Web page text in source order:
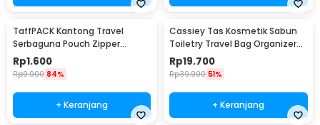
TaffPACK Kantong Travel
Serbaguna Pouch Zipper
Organizer 1 PCS - CC-003
Rp1.600
Rp9.900 84%
+ Keranjang
Cassiey Tas Kosmetik Sabun
Toiletry Travel Bag Organizer
21x17x8cm - VER.2
Rp19.700
Rp39.900 51%
+ Keranjang